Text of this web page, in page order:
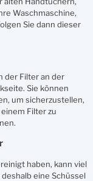
Waschmaschine,
Sie dann dieser
der Filter an der
Sie können
um sicherzustellen,
Filter zu
haben, kann viel
eine Schüssel